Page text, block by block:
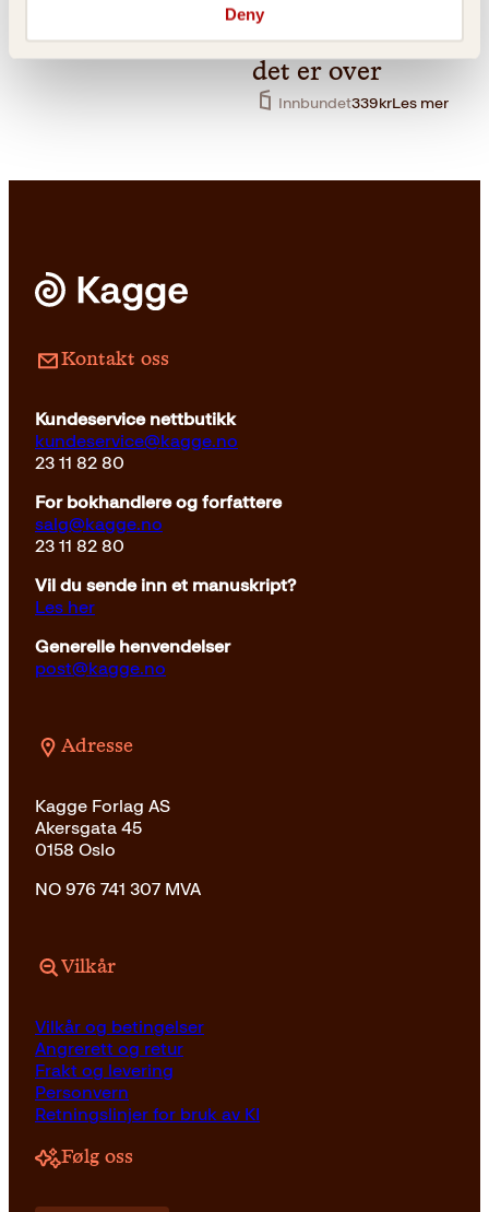
Deny
Negre har rytme
Vekk meg når
det er over
Innbundet339krLes mer
Kontakt oss
Kundeservice nettbutikk
kundeservice@kagge.no
23 11 82 80
For bokhandlere og forfattere
salg@kagge.no
23 11 82 80
Vil du sende inn et manuskript?
Les her
Generelle henvendelser
post@kagge.no
Adresse
Kagge Forlag AS
Akersgata 45
0158 Oslo
NO 976 741 307 MVA
Vilkår
Vilkår og betingelser
Angrerett og retur
Frakt og levering
Personvern
Retningslinjer for bruk av KI
Følg oss